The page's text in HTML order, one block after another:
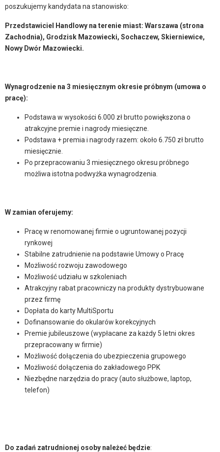
poszukujemy kandydata na stanowisko:
Przedstawiciel Handlowy na terenie miast: Warszawa (strona
Zachodnia), Grodzisk Mazowiecki, Sochaczew, Skierniewice,
Nowy Dwór Mazowiecki.
Wynagrodzenie na 3 miesięcznym okresie próbnym (umowa o
pracę):
Podstawa w wysokości 6.000 zł brutto powiększona o
atrakcyjne premie i nagrody miesięczne.
Podstawa + premia i nagrody razem: około 6.750 zł brutto
miesięcznie.
Po przepracowaniu 3 miesięcznego okresu próbnego
możliwa istotna podwyżka wynagrodzenia.
W zamian oferujemy:
Pracę w renomowanej firmie o ugruntowanej pozycji
rynkowej
Stabilne zatrudnienie na podstawie Umowy o Pracę
Możliwość rozwoju zawodowego
Możliwość udziału w szkoleniach
Atrakcyjny rabat pracowniczy na produkty dystrybuowane
przez firmę
Dopłata do karty MultiSportu
Dofinansowanie do okularów korekcyjnych
Premie jubileuszowe (wypłacane za każdy 5 letni okres
przepracowany w firmie)
Możliwość dołączenia do ubezpieczenia grupowego
Możliwość dołączenia do zakładowego PPK
Niezbędne narzędzia do pracy (auto służbowe, laptop,
telefon)
Do zadań zatrudnionej osoby należeć będzie: